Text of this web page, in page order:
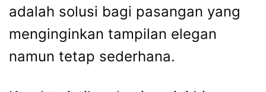
adalah solusi bagi pasangan yang
menginginkan tampilan elegan
namun tetap sederhana.